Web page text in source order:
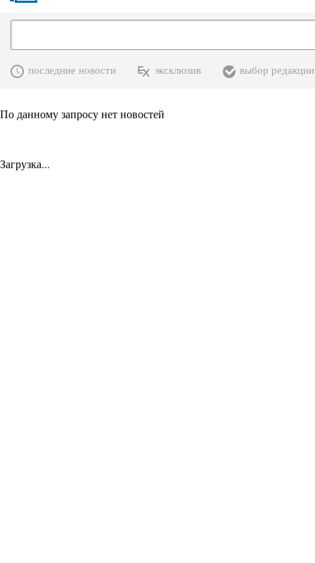
последние новости эксклюзив выбор редакции
По данному запросу нет новостей
Загрузка...